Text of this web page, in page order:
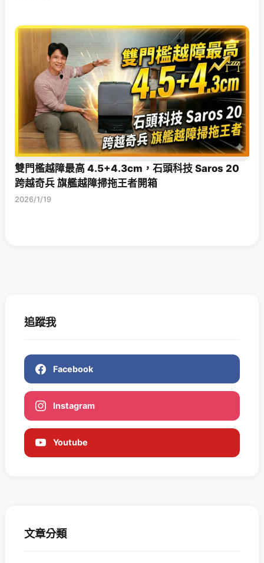
雙門檻越障最高 4.5+4.3cm，石頭科技 Saros 20
跨越奇兵 旗艦越障掃拖王者開箱
2026/1/19
追蹤我
Facebook
Instagram
Youtube
文章分類